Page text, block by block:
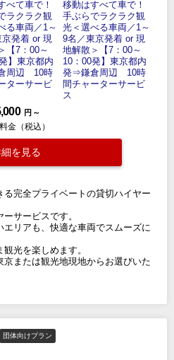
円 ～
金（税込）
を見る
完全プライベートの貸切ハイヤー
サービスです。
リアも、快適な車両でスムーズに
光を楽しめます。
または観光地現地からお選びいた
団体向けプラン